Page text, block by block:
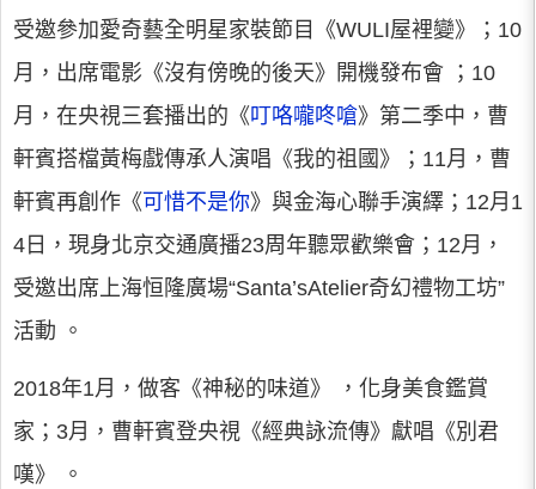
受邀參加愛奇藝全明星家裝節目《WULI屋裡變》；10
月，出席電影《沒有傍晚的後天》開機發布會 ；10
月，在央視三套播出的《叮咯嚨咚嗆》第二季中，曹
軒賓搭檔黃梅戲傳承人演唱《我的祖國》；11月，曹
軒賓再創作《可惜不是你》與金海心聯手演繹；12月1
4日，現身北京交通廣播23周年聽眾歡樂會；12月，
受邀出席上海恒隆廣場“Santa’sAtelier奇幻禮物工坊”
活動 。
2018年1月，做客《神秘的味道》 ，化身美食鑑賞
家；3月，曹軒賓登央視《經典詠流傳》獻唱《別君
嘆》 。